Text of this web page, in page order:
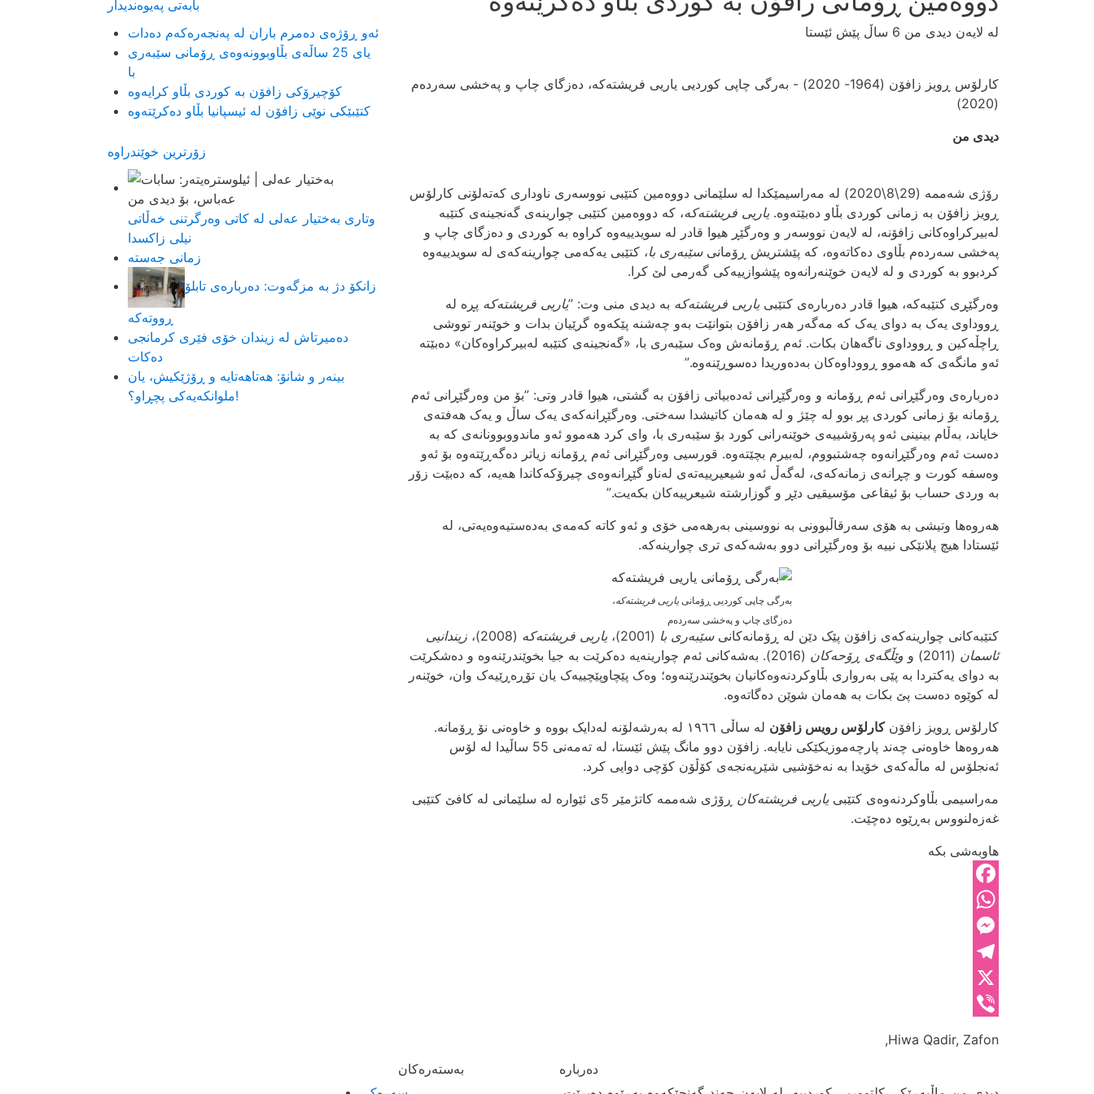
بابەتی پەیوەندیدار
ئەو ڕۆژەی دەمرم باران لە پەنجەرەکەم دەدات
یای 25 ساڵەی بڵاوبوونەوەی ڕۆمانی سێبەری
با
کۆچیرۆکی زافۆن بە کوردی بڵاو کرایەوە
کتێبێکی نوێی زافۆن لە ئیسپانیا بڵاو دەکرێتەوە
زۆرترین خوێندراوە
وتاری بەختیار عەلی لە کاتی وەرگرتنی خەڵاتی
نیلی زاکسدا
زمانی جەستە
زانکۆ دژ بە مزگەوت: دەربارەى تابلۆ
ڕووتەکە
ده‌میرتاش له‌ زیندان خۆی فێری كرمانجی
ده‌كات
بینەر و شانۆ: هەتاھەتایە و ڕۆژێکیش، یان
ملوانکەیەکی پچڕاو؟!
لە لایەن دیدی من 6 ساڵ پێش ئێستا
کارلۆس ڕویز زافۆن (1964- 2020) - بەرگی چاپی کوردیی یاریی فریشتەکە، دەزگای چاپ و پەخشی سەردەم
(2020)
دیدی من
رۆژی شەممە (29\8\2020) لە مەراسیمێکدا لە سلێمانی دووەمین کتێبی نووسەری ناوداری کەتەلۆنی کارلۆس
ڕویز زافۆن بە زمانی کوردی بڵاو دەبێتەوە. یاریی فریشتەکە، کە دووەمین کتێبی چوارینەی گەنجینەی کتێبە
لەبیرکراوەکانی زافۆنە، لە لایەن نووسەر و وەرگێڕ هیوا قادر لە سویدییەوە کراوە بە کوردی و دەزگای چاپ و
پەخشی سەردەم بڵاوی دەکاتەوە، کە پێشتریش ڕۆمانیسێبەری با، کتێبی یەکەمی چوارینەکەی لە سویدییەوە
کردبوو بە کوردی و لە لایەن خوێنەرانەوە پێشوازییەکی گەرمی لێ کرا.
وەرگێڕی کتێبەکە، هیوا قادر دەربارەی کتێبی یاریی فریشتەکە بە دیدی منی وت: ”یاریی فریشتەکە پڕە لە
ڕووداوی یەک بە دوای یەک کە مەگەر هەر زافۆن بتوانێت بەو چەشنە پێکەوە گرێیان بدات و خوێنەر تووشی
ڕاچڵەکین و ڕووداوی ناگەهان بکات. ئەم ڕۆمانەش وەک سێبەری با، «گەنجینەی کتێبە لەبیرکراوەکان» دەبێتە
ئەو مانگەی کە هەموو ڕووداوەکان بەدەوریدا دەسوڕێنەوە.”
دەربارەی وەرگێڕانی ئەم ڕۆمانە و وەرگێڕانی ئەدەبیاتی زافۆن بە گشتی، هیوا قادر وتی: ”بۆ من وەرگێڕانی ئەم
ڕۆمانە بۆ زمانی کوردی پڕ بوو لە چێژ و لە هەمان کاتیشدا سەختی. وەرگێڕانەکەی یەک ساڵ و یەک هەفتەی
خایاند، بەڵام بینینی ئەو پەرۆشییەی خوێنەرانی کورد بۆ سێبەری با، وای کرد هەموو ئەو ماندووبوونانەی کە بە
دەست ئەم وەرگێڕانەوە چەشتبووم، لەبیرم بچێتەوە. قورسیی وەرگێڕانی ئەم ڕۆمانە زیاتر دەگەڕێتەوە بۆ ئەو
وەسفە کورت و چڕانەی زمانەکەی، لەگەڵ ئەو شیعیرییەتەی لەناو گێڕانەوەی چیرۆکەکاندا هەیە، کە دەبێت زۆر
بە وردی حساب بۆ ئیقاعی مۆسیقیی دێڕ و گوزارشتە شیعرییەکان بکەیت.”
هەروەها وتیشی بە هۆی سەرقاڵبوونی بە نووسینی بەرهەمی خۆی و ئەو کاتە کەمەی بەدەستیەوەیەتی، لە
ئێستادا هیچ پلانێکی نییە بۆ وەرگێڕانی دوو بەشەکەی تری چوارینەکە.
بەرگی چاپی کوردیی ڕۆمانی یاریی فریشتەکە،
دەزگای چاپ و پەخشی سەردەم
کتێبەکانی چوارینەکەی زافۆن پێک دێن لە ڕۆمانەکانیسێبەری با (2001)، یاریی فریشتەکە (2008)،
زیندانیی
ئاسمان (2011) و وێڵگەی ڕۆحەکان
(2016). به‌شه‌کانی ئه‌م چوارینەیە ده‌کرێت به‌ جیا بخوێندرێنەوە‌ و ده‌شکرێت
به‌ دوای یه‌کتردا به‌ پێی به‌رواری بڵاوکردنه‌وه‌کانیان بخوێندرێنه‌وه‌؛ وه‌ک پێچاوپێچییه‌ک یان تۆڕه‌ڕێیه‌ک وان، خوێنه‌ر
له‌ کوێوه‌ ده‌ست پێ بکات به‌ هه‌مان شوێن ده‌گا‌ته‌وه‌.
کارلۆس ڕویز زافۆنکارلۆس رویس زافۆن
له‌ ساڵی ١٩٦٦ له‌ به‌رشه‌لۆنه‌ له‌دایک بووە و خاوەنی نۆ ڕۆمانە.
هەروەها خاوەنی چەند پارچەموزیکێکی نایابە. زافۆن دوو مانگ پێش ئێستا، لە تەمەنی 55 ساڵیدا لە لۆس
ئەنجلۆس لە ماڵەکەی خۆیدا بە نەخۆشیی شێرپەنجەی کۆڵۆن کۆچی دوایی کرد.
مەراسیمی بڵاوکردنەوەی کتێبی یاریی فریشتەکان
ڕۆژی شەممە کاتژمێر 5ی ئێوارە لە سلێمانی لە کافێ کتێبی
غەزەلنووس بەڕێوە دەچێت.
هاوبەشی بکە
Facebook
WhatsApp
Messenger
Telegram
X
Hiwa Qadir, Zafon,
به‌سته‌ره‌كان